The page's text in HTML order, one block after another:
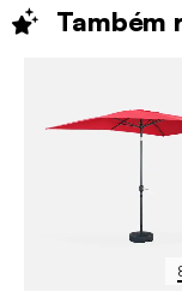
Também